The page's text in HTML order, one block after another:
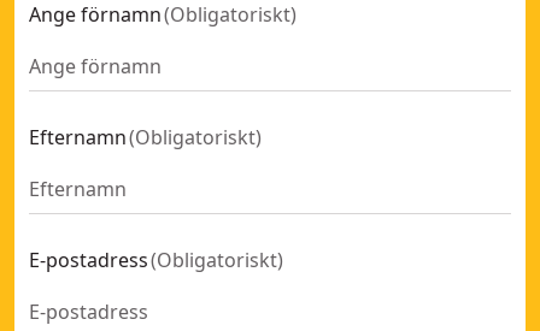
Ange förnamn(Obligatoriskt)
Efternamn(Obligatoriskt)
E-postadress(Obligatoriskt)